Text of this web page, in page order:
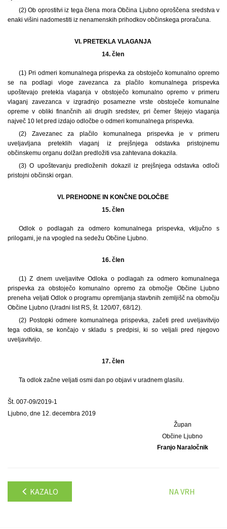
(2) Ob oprostitvi iz tega člena mora Občina Ljubno oproščena sredstva v
enaki višini nadomestiti iz nenamenskih prihodkov občinskega proračuna.
VI. PRETEKLA VLAGANJA
14. člen
(1) Pri odmeri komunalnega prispevka za obstoječo komunalno opremo
se na podlagi vloge zavezanca za plačilo komunalnega prispevka
upoštevajo pretekla vlaganja v obstoječo komunalno opremo v primeru
vlaganj zavezanca v izgradnjo posamezne vrste obstoječe komunalne
opreme v obliki finančnih ali drugih sredstev, pri čemer štejejo vlaganja
največ 10 let pred izdajo odločbe o odmeri komunalnega prispevka.
(2) Zavezanec za plačilo komunalnega prispevka je v primeru
uveljavljana preteklih vlaganj iz prejšnjega odstavka pristojnemu
občinskemu organu dolžan predložiti vsa zahtevana dokazila.
(3) O upoštevanju predloženih dokazil iz prejšnjega odstavka odloči
pristojni občinski organ.
VI. PREHODNE IN KONČNE DOLOČBE
15. člen
Odlok o podlagah za odmero komunalnega prispevka, vključno s
prilogami, je na vpogled na sedežu Občine Ljubno.
16. člen
(1) Z dnem uveljavitve Odloka o podlagah za odmero komunalnega
prispevka za obstoječo komunalno opremo za območje Občine Ljubno
preneha veljati Odlok o programu opremljanja stavbnih zemljišč na območju
Občine Ljubno (Uradni list RS, št. 120/07, 68/12).
(2) Postopki odmere komunalnega prispevka, začeti pred uveljavitvijo
tega odloka, se končajo v skladu s predpisi, ki so veljali pred njegovo
uveljavitvijo.
17. člen
Ta odlok začne veljati osmi dan po objavi v uradnem glasilu.
Št. 007-09/2019-1
Ljubno, dne 12. decembra 2019
Župan
Občine Ljubno
Franjo Naraločnik
KAZALO NA VRH